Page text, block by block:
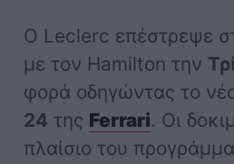
Ο Leclerc επέστρεψε
με τον Hamilton την
φορά οδηγώντας το
24 της Ferrari. Οι
πλαίσιο του